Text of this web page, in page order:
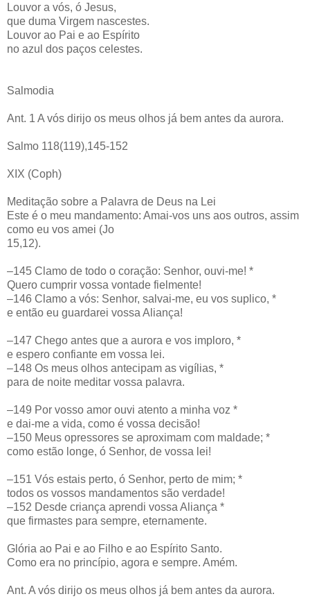
Louvor a vós, ó Jesus,
que duma Virgem nascestes.
Louvor ao Pai e ao Espírito
no azul dos paços celestes.
Salmodia
Ant. 1 A vós dirijo os meus olhos já bem antes da aurora.
Salmo 118(119),145-152
XIX (Coph)
Meditação sobre a Palavra de Deus na Lei
Este é o meu mandamento: Amai-vos uns aos outros, assim
como eu vos amei (Jo
15,12).
–145 Clamo de todo o coração: Senhor, ouvi-me! *
Quero cumprir vossa vontade fielmente!
–146 Clamo a vós: Senhor, salvai-me, eu vos suplico, *
e então eu guardarei vossa Aliança!
–147 Chego antes que a aurora e vos imploro, *
e espero confiante em vossa lei.
–148 Os meus olhos antecipam as vigílias, *
para de noite meditar vossa palavra.
–149 Por vosso amor ouvi atento a minha voz *
e dai-me a vida, como é vossa decisão!
–150 Meus opressores se aproximam com maldade; *
como estão longe, ó Senhor, de vossa lei!
–151 Vós estais perto, ó Senhor, perto de mim; *
todos os vossos mandamentos são verdade!
–152 Desde criança aprendi vossa Aliança *
que firmastes para sempre, eternamente.
Glória ao Pai e ao Filho e ao Espírito Santo.
Como era no princípio, agora e sempre. Amém.
Ant. A vós dirijo os meus olhos já bem antes da aurora.